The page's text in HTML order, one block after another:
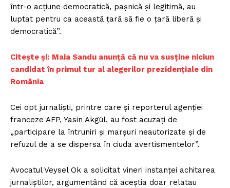
într-o acțiune democratică, pașnică și legitimă, au
luptat pentru ca această țară să fie o țară liberă și
democratică”.
Citește și: Maia Sandu anunță că nu va susține niciun
candidat în primul tur al alegerilor prezidențiale din
România
Cei opt jurnaliști, printre care și reporterul agenției
franceze AFP, Yasin Akgül, au fost acuzați de
„participare la întruniri și marșuri neautorizate și de
refuzul de a se dispersa în ciuda avertismentelor”.
Avocatul Veysel Ok a solicitat vineri instanței achitarea
jurnaliștilor, argumentând că aceștia doar relatau